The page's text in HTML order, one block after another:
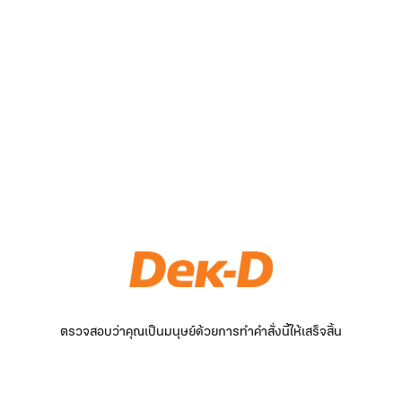
ตรวจสอบว่าคุณเป็นมนุษย์ด้วยการทำคำสั่งนี้ให้เสร็จสิ้น